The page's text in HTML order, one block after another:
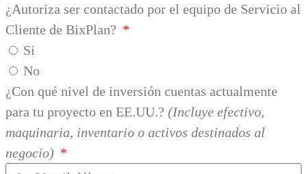
¿Autoriza ser contactado por el equipo de Servicio al
Cliente de BixPlan?
Si
No
¿Con qué nivel de inversión cuentas actualmente
para tu proyecto en EE.UU.? (Incluye efectivo,
maquinaria, inventario o activos destinados al
negocio)